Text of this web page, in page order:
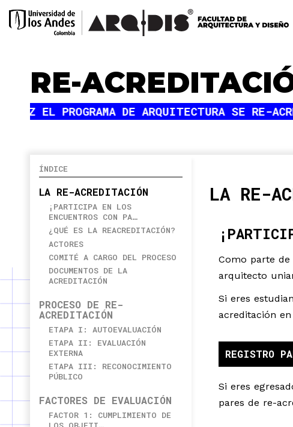
RE-
ÍNDICE
LA RE-ACREDITACIÓN
¡PARTICIPA EN LOS
ENCUENTROS CON PA…
¿QUÉ ES LA REACREDITACIÓN?
ACTORES
COMITÉ A CARGO DEL PROCESO
DOCUMENTOS DE LA
ACREDITACIÓN
PROCESO DE RE-
ACREDITACIÓN
ETAPA I: AUTOEVALUACIÓN
ETAPA II: EVALUACIÓN
EXTERNA
ETAPA III: RECONOCIMIENTO
PÚBLICO
FACTORES DE EVALUACIÓN
FACTOR 1: CUMPLIMIENTO DE
LA RE-
Como parte
arquitecto
Si eres
acreditación
REGISTRO
Si eres
pares de re-